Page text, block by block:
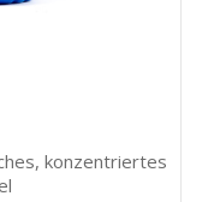
konzentriertes